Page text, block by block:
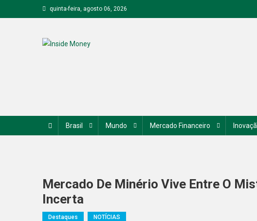
to
quinta-feira, agosto 06, 2026
Brasil Mundo Mercado Financeiro
Mercado De Minério Vive Entre O
Incerta
Destaques NOTÍCIAS